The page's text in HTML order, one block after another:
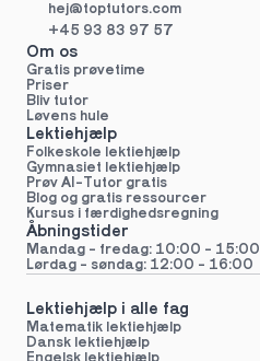
hej@toptutors.com
+45 93 83 97 57
Om os
Gratis prøvetime
Priser
Bliv tutor
Løvens hule
Lektiehjælp
Folkeskole lektiehjælp
Gymnasiet lektiehjælp
Prøv AI-Tutor gratis
Blog og gratis ressourcer
Kursus i færdighedsregning
Åbningstider
Mandag - fredag: 10:00 - 15:00
Lørdag - søndag: 12:00 - 16:00
Lektiehjælp i alle fag
Matematik lektiehjælp
Dansk lektiehjælp